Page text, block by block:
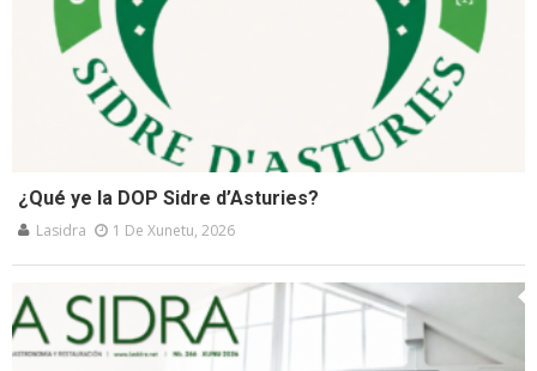
¿Qué ye la DOP Sidre d’Asturies?
Lasidra 1 De Xunetu, 2026